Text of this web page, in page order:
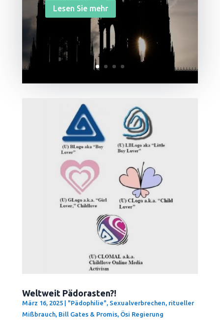
Lesen Sie mehr
Weltweit Pädorasten?!
März 16, 2025| "Pädophilie", Sexualverbrechen, ritueller
Mißbrauch, Bill Gates & Promis, Ösi Regierung